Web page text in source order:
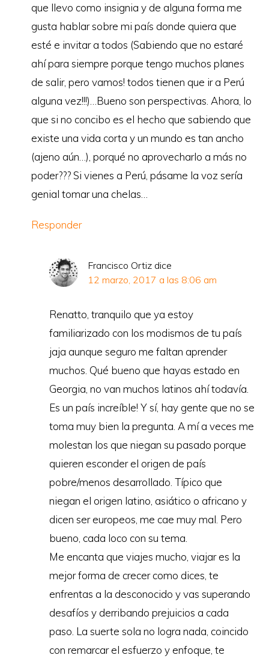
que llevo como insignia y de alguna forma me
gusta hablar sobre mi país donde quiera que
esté e invitar a todos (Sabiendo que no estaré
ahí para siempre porque tengo muchos planes
de salir, pero vamos! todos tienen que ir a Perú
alguna vez!!!)…Bueno son perspectivas. Ahora, lo
que si no concibo es el hecho que sabiendo que
existe una vida corta y un mundo es tan ancho
(ajeno aún…), porqué no aprovecharlo a más no
poder??? Si vienes a Perú, pásame la voz sería
genial tomar una chelas…
Responder
Francisco Ortiz dice
12 marzo, 2017 a las 8:06 am
Renatto, tranquilo que ya estoy
familiarizado con los modismos de tu país
jaja aunque seguro me faltan aprender
muchos. Qué bueno que hayas estado en
Georgia, no van muchos latinos ahí todavía.
Es un país increíble! Y sí, hay gente que no se
toma muy bien la pregunta. A mí a veces me
molestan los que niegan su pasado porque
quieren esconder el origen de país
pobre/menos desarrollado. Típico que
niegan el origen latino, asiático o africano y
dicen ser europeos, me cae muy mal. Pero
bueno, cada loco con su tema.
Me encanta que viajes mucho, viajar es la
mejor forma de crecer como dices, te
enfrentas a la desconocido y vas superando
desafíos y derribando prejuicios a cada
paso. La suerte sola no logra nada, coincido
con remarcar el esfuerzo y enfoque, te
Copyright © 2026 · Viajando con Fran